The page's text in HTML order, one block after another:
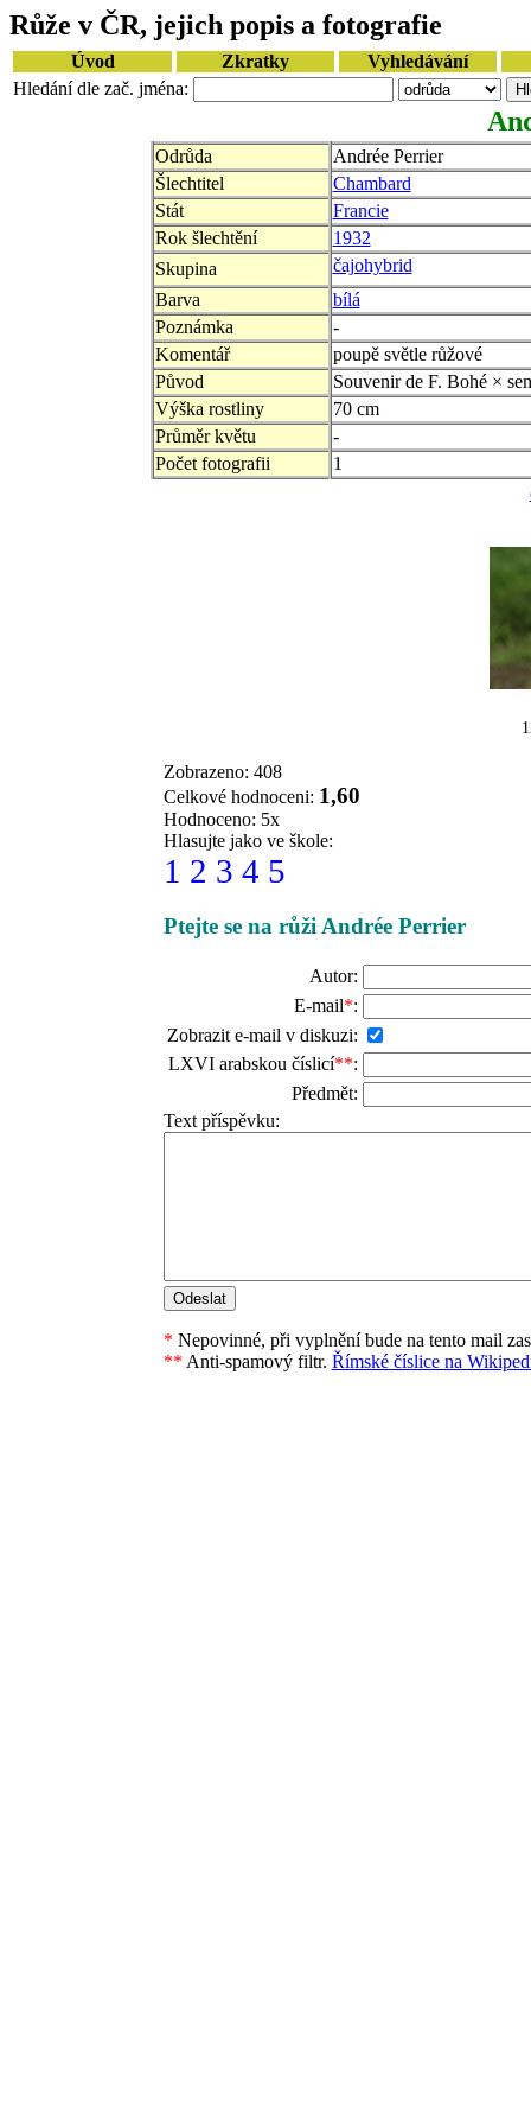
Růže v ČR, jejich popis a fotografie
Úvod Zkratky
Vyhledávání
Hledání dle zač. jména:
Odrůda
Andrée Perrier
Šlechtitel
Chambard
Stát
Francie
Rok šlechtění
1932
Skupina
čajohybrid
Barva
bílá
Poznámka
-
Komentář
poupě světle růžové
Původ
Souvenir de F. Bohé ×
Výška rostliny
70 cm
Průměr květu
-
Počet fotografii
1
Zobrazeno: 408
Celkové hodnoceni: 1,60
Hodnoceno: 5x
Hlasujte jako ve škole:
1 2 3 4 5
Ptejte se na růži Andrée Perrier
Autor:
E-mail*:
Zobrazit e-mail v diskuzi:
LXVI arabskou číslicí**:
Předmět:
Text příspěvku:
* Nepovinné, při vyplnění bude na tento mail
** Anti-spamový filtr. Římské číslice na